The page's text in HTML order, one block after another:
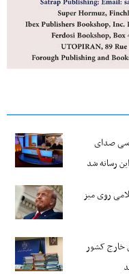
صدای
رسانه شد
روی میز
خارج کشور